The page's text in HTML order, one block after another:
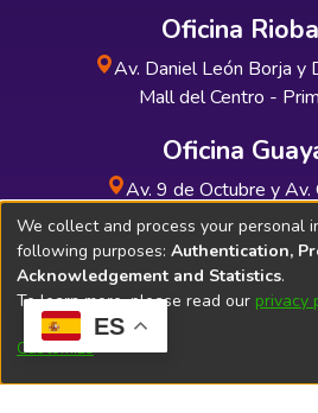
ES
Oficina
Av. Daniel León Borja y
Mall del Centro -
Oficina
Av. 9 de Octubre y Av.
INDUAUTO -
Soporte Técnico
We collect and process your personal
following purposes: Authentication,
Acknowledgement and Statistics.
To learn more, please read our privacy
Customize